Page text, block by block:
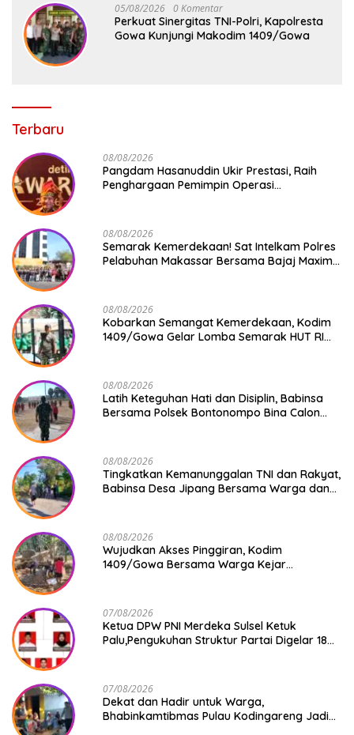
05/08/2026 0 Komentar
Perkuat Sinergitas TNI-Polri, Kapolresta
Gowa Kunjungi Makodim 1409/Gowa
Terbaru
08/08/2026
Pangdam Hasanuddin Ukir Prestasi, Raih
Penghargaan Pemimpin Operasi
08/08/2026
Semarak Kemerdekaan! Sat Intelkam Polres
Pelabuhan Makassar Bersama Bajaj Maxim
08/08/2026
Kobarkan Semangat Kemerdekaan, Kodim
1409/Gowa Gelar Lomba Semarak HUT RI
08/08/2026
Latih Keteguhan Hati dan Disiplin, Babinsa
Bersama Polsek Bontonompo Bina Calon
08/08/2026
Tingkatkan Kemanunggalan TNI dan Rakyat,
Babinsa Desa Jipang Bersama Warga dan
08/08/2026
Wujudkan Akses Pinggiran, Kodim
1409/Gowa Bersama Warga Kejar
07/08/2026
Ketua DPW PNI Merdeka Sulsel Ketuk
Palu,Pengukuhan Struktur Partai Digelar 18
07/08/2026
Dekat dan Hadir untuk Warga,
Bhabinkamtibmas Pulau Kodingareng Jadi